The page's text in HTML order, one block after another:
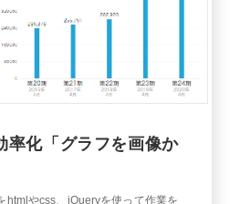
率化「グラフを画像か
htmlやcss、jQueryを使って作業を